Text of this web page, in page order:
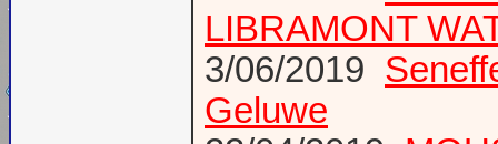
LIBRAMONT
3/06/2019
Geluwe